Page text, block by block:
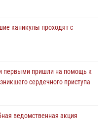
сердечного приступа
ведомственная акция
спецназа Росгвардии
обороте наркотиков
каникулы проходят с
первыми пришли на помощь к
сердечного приступа
ведомственная акция